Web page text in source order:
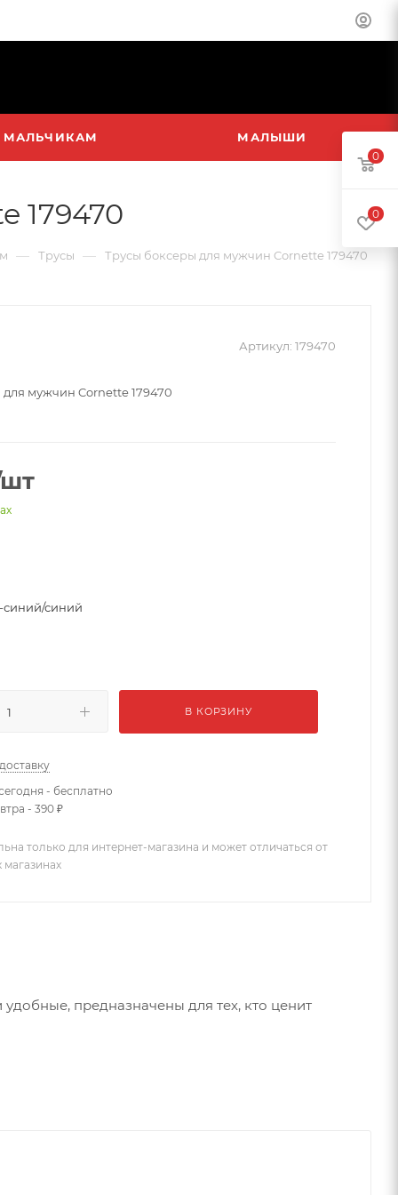
МАЛЬЧИКАМ МАЛЫШИ
179470
— Трусы — Трусы боксеры для мужчин Cornette 179470
Артикул: 179470
мужчин Cornette 179470
синий/синий
В КОРЗИНУ
- бесплатно
- 390 ₽
только для интернет-магазина и может отличаться от
магазинах
предназначены для тех, кто ценит
0
0